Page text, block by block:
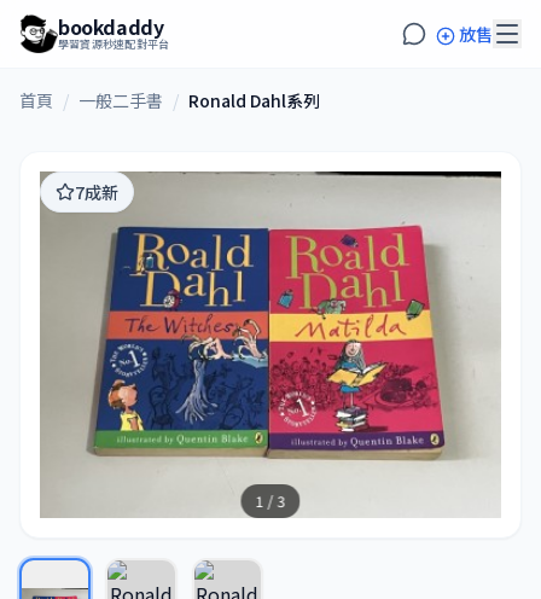
bookdaddy
學習資源秒速配對平台 放售
首頁 / 一般二手書 / Ronald Dahl系列
1 / 3
7成新